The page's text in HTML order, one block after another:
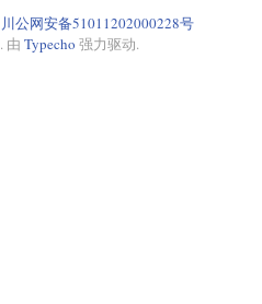
川公网安备51011202000228号
. 由 Typecho 强力驱动.